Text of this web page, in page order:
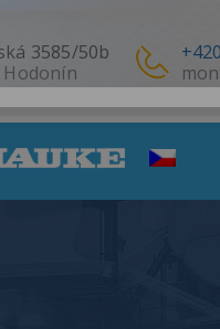
3585/50b
Hodonín